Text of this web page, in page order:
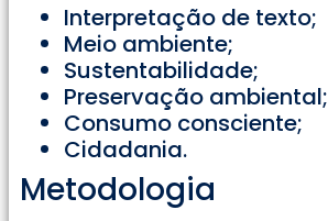
Interpretação de texto;
Meio ambiente;
Sustentabilidade;
Preservação ambiental;
Consumo consciente;
Cidadania.
Metodologia